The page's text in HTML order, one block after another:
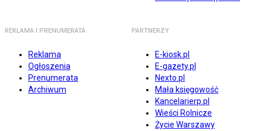
REKLAMA I PRENUMERATA
Reklama
Ogłoszenia
Prenumerata
Archiwum
PARTNERZY
E-kiosk.pl
E-gazety.pl
Nexto.pl
Mała księgowość
Kancelarierp.pl
Wieści Rolnicze
Życie Warszawy